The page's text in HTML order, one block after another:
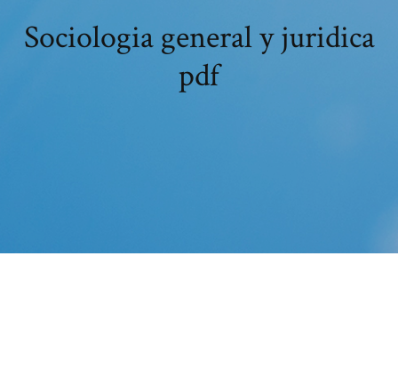
Sociologia general y juridica
pdf